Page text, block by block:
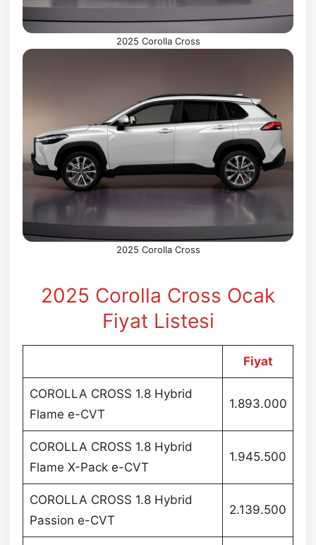
2025 Corolla Cross
2025 Corolla Cross
2025 Corolla Cross Ocak
Fiyat Listesi
Fiyat
COROLLA CROSS 1.8 Hybrid
Flame e-CVT
1.893.000
COROLLA CROSS 1.8 Hybrid
Flame X-Pack e-CVT
1.945.500
COROLLA CROSS 1.8 Hybrid
Passion e-CVT
2.139.500